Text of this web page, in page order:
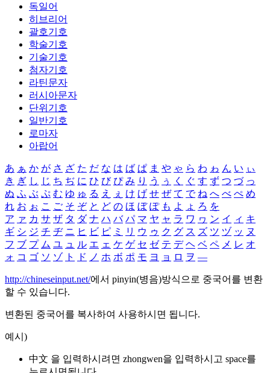
독일어
히브리어
괄호기호
학술기호
기술기호
첨자기호
라틴문자
러시아문자
단위기호
일반기호
로마자
아랍어
あ ぁ か が さ ざ た だ な は ば ぱ ま や ゃ ら わ ゎ ん い ぃ
き ぎ し じ ち ぢ に ひ び ぴ み り う ぅ く ぐ す ず つ づ っ
ぬ ふ ぶ ぷ む ゆ ゅ る え ぇ け げ せ ぜ て で ね へ べ ぺ め
れ お ぉ こ ご そ ぞ と ど の ほ ぼ ぽ も よ ょ ろ を
ア ァ カ サ ザ タ ダ ナ ハ バ パ マ ヤ ャ ラ ワ ヮ ン イ ィ キ
ギ シ ジ チ ヂ ニ ヒ ビ ピ ミ リ ウ ゥ ク グ ス ズ ツ ヅ ッ ヌ
フ ブ プ ム ユ ュ ル エ ェ ケ ゲ セ ゼ テ デ ヘ ベ ペ メ レ オ
ォ コ ゴ ソ ゾ ト ド ノ ホ ボ ポ モ ヨ ョ ロ ヲ ―
http://chineseinput.net/에서 pinyin(병음)방식으로 중국어를 변환
할 수 있습니다.
변환된 중국어를 복사하여 사용하시면 됩니다.
예시)
中文 을 입력하시려면 zhongwen을 입력하시고 space를